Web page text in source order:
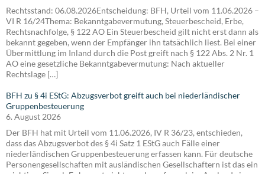
Rechtsstand: 06.08.2026Entscheidung: BFH, Urteil vom 11.06.2026 –
VI R 16/24Thema: Bekanntgabevermutung, Steuerbescheid, Erbe,
Rechtsnachfolge, § 122 AO Ein Steuerbescheid gilt nicht erst dann als
bekannt gegeben, wenn der Empfänger ihn tatsächlich liest. Bei einer
Übermittlung im Inland durch die Post greift nach § 122 Abs. 2 Nr. 1
AO eine gesetzliche Bekanntgabevermutung: Nach aktueller
Rechtslage […]
BFH zu § 4i EStG: Abzugsverbot greift auch bei niederländischer
Gruppenbesteuerung
6. August 2026
Der BFH hat mit Urteil vom 11.06.2026, IV R 36/23, entschieden,
dass das Abzugsverbot des § 4i Satz 1 EStG auch Fälle einer
niederländischen Gruppenbesteuerung erfassen kann. Für deutsche
Personengesellschaften mit ausländischen Gesellschaftern ist das ein